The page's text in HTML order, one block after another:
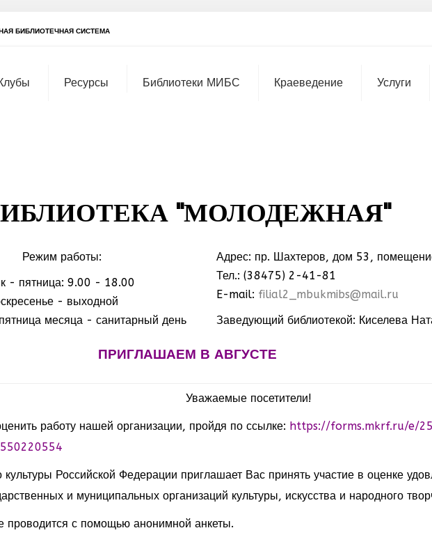
БИБЛИОТЕЧНАЯ СИСТЕМА
Ресурсы Библиотеки МИБС Краеведение Услуги
"МОЛОДЕЖНАЯ"
Режим работы:
- пятница: 9.00 - 18.00
- выходной
месяца - санитарный день
Адрес: пр. Шахтеров, дом 53,
Тел.: (38475) 2-41-81
E-mail: filial2_mbukmibs@mail.ru
Заведующий библиотекой: Киселева
ПРИГЛАШАЕМ В АВГУСТЕ
Уважаемые посетители!
работу нашей организации, пройдя по ссылке: https://forms.mkrf.ru/e/
культуры Российской Федерации приглашает Вас принять участие в оценке
и муниципальных организаций культуры, искусства и народного
проводится с помощью анонимной анкеты.